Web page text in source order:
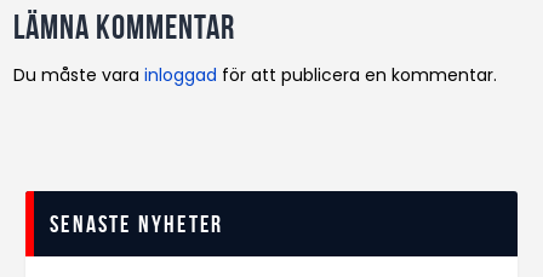
Lämna kommentar
Du måste varainloggad för att publicera en kommentar.
Senaste nyheter